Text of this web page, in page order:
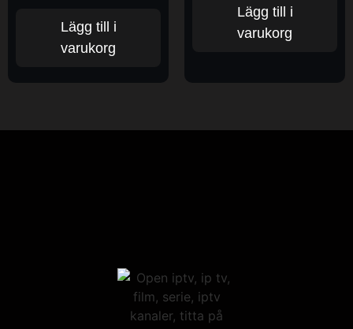
Lägg till i
varukorg
Lägg till i
varukorg